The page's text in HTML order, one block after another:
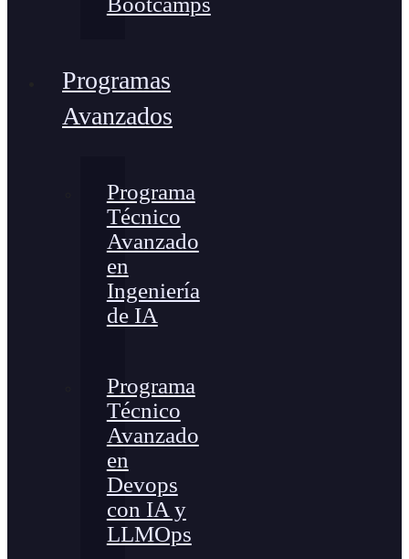
Programas
Avanzados
Programa
Técnico
Avanzado
en
Ingeniería
de IA
Programa
Técnico
Avanzado
en
Devops
con IA y
LLMOps